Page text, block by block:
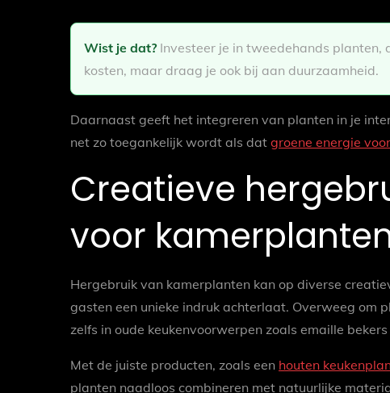
Wist je dat?Investeer je in tweedehands planten,
kosten, maar draag je ook bij aan duurzaamheid.
Daarnaast geeft het integreren van planten in je
net zo toegankelijk wordt als dat groene energie
Creatieve
voor
Hergebruik van kamerplanten kan op diverse
gasten een unieke indruk achterlaat. Overweeg om
zelfs in oude keukenvoorwerpen zoals emaille bekers
Met de juiste producten, zoals een houten
planten naadloos combineren met natuurlijke